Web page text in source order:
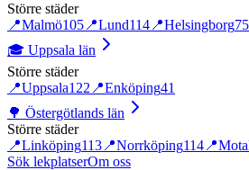
Större städer
📍Malmö105 📍Lund114 📍Helsingborg75
🎓 Uppsala län
Större städer
📍Uppsala122 📍Enköping41
🌳 Östergötlands län
Större städer
📍Linköping113 📍Norrköping114 📍
Sök lekplatserOm oss